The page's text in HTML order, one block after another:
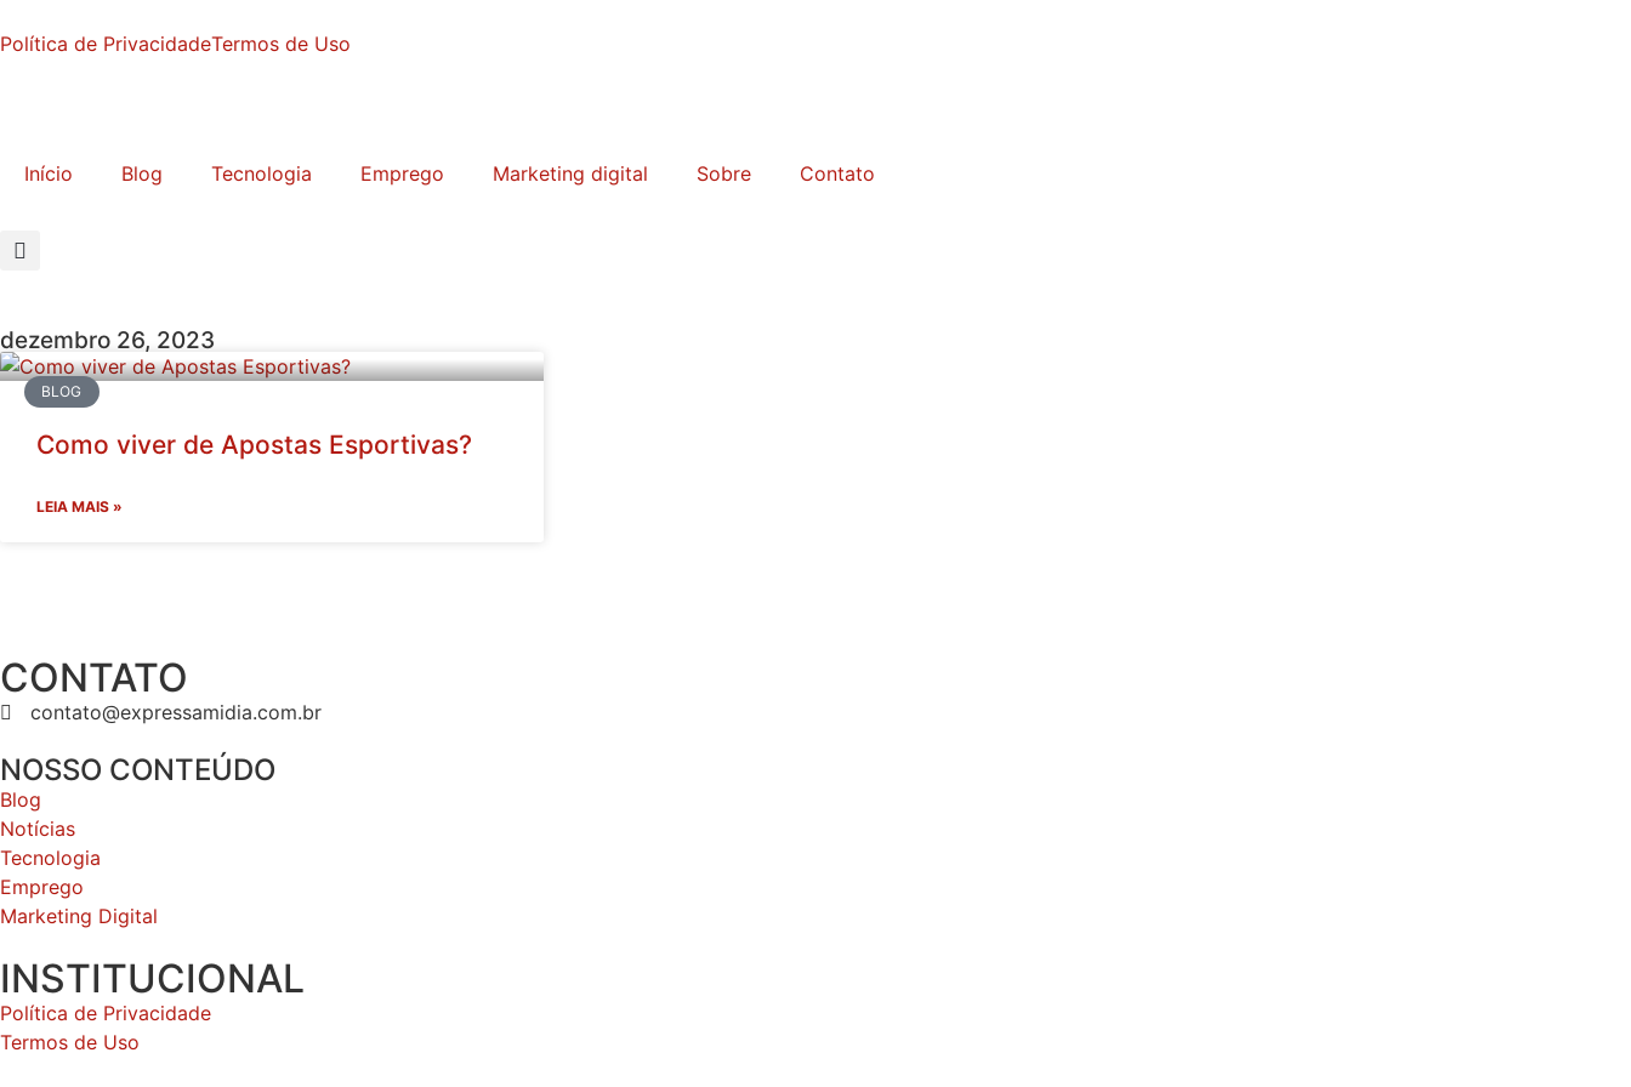
Política de PrivacidadeTermos de Uso
Início Blog Tecnologia Emprego Marketing digital Sobre Contato
dezembro 26, 2023
BLOG
Como viver de Apostas Esportivas?
LEIA MAIS »
CONTATO
contato@expressamidia.com.br
NOSSO CONTEÚDO
Blog
Notícias
Tecnologia
Emprego
Marketing Digital
INSTITUCIONAL
Política de Privacidade
Termos de Uso